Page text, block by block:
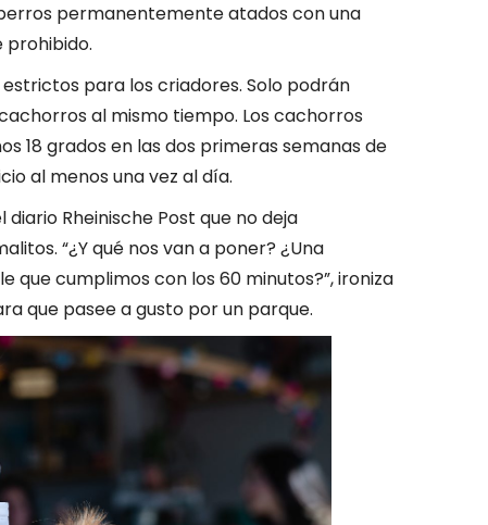
permanentemente atados con una
para los criadores. Solo podrán
al mismo tiempo. Los cachorros
18 grados en las dos primeras semanas de
al menos una vez al día.
Rheinische Post que no deja
“¿Y qué nos van a poner? ¿Una
que cumplimos con los 60 minutos?”, ironiza
que pasee a gusto por un parque.